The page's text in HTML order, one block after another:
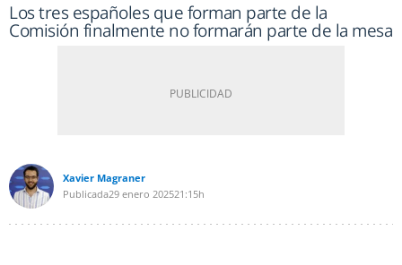
Los tres españoles que forman parte de la
Comisión finalmente no formarán parte de la mesa
Xavier Magraner
Publicada29 enero 202521:15h